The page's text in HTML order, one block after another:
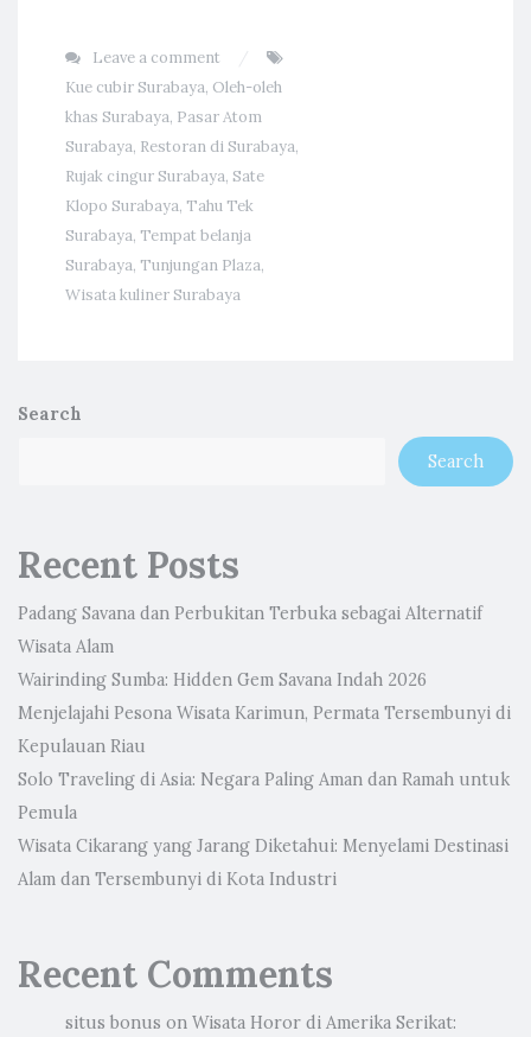
Leave a comment
Kue cubir Surabaya, Oleh-oleh
khas Surabaya, Pasar Atom
Surabaya, Restoran di Surabaya,
Rujak cingur Surabaya, Sate
Klopo Surabaya, Tahu Tek
Surabaya, Tempat belanja
Surabaya, Tunjungan Plaza,
Wisata kuliner Surabaya
Search
Search
Recent Posts
Padang Savana dan Perbukitan Terbuka sebagai Alternatif
Wisata Alam
Wairinding Sumba: Hidden Gem Savana Indah 2026
Menjelajahi Pesona Wisata Karimun, Permata Tersembunyi di
Kepulauan Riau
Solo Traveling di Asia: Negara Paling Aman dan Ramah untuk
Pemula
Wisata Cikarang yang Jarang Diketahui: Menyelami Destinasi
Alam dan Tersembunyi di Kota Industri
Recent Comments
situs bonus on Wisata Horor di Amerika Serikat: